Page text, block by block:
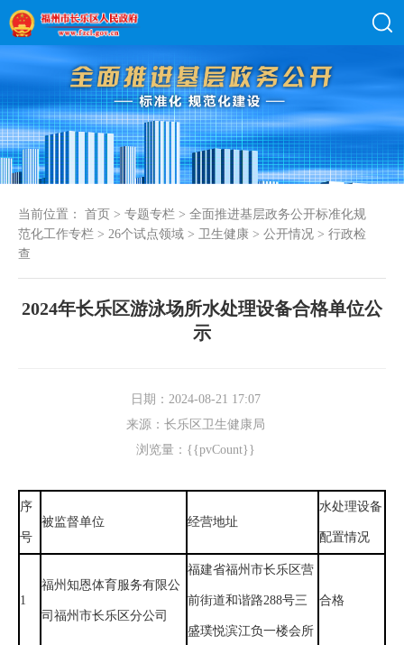
当前位置： 首页 > 专题专栏 > 全面推进基层政务公开标准化规
范化工作专栏 > 26个试点领域 > 卫生健康 > 公开情况 > 行政检
查
2024年长乐区游泳场所水处理设备合格单位公
示
日期：2024-08-21 17:07
来源：长乐区卫生健康局
浏览量：{{pvCount}}
序
号
被监督单位 经营地址
水处理设备
配置情况
1
福州知恩体育服务有限公
司福州市长乐区分公司
福建省福州市长乐区营
前街道和谐路288号三
盛璞悦滨江负一楼会所
合格